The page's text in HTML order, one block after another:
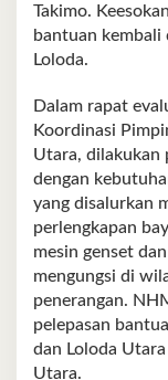
Takimo.
bantuan kembali
Loloda.
Dalam rapat
Koordinasi
Utara, dilakukan
dengan
yang disalurkan
perlengkapan
mesin genset
mengungsi di
penerangan.
pelepasan
dan Loloda
Utara.